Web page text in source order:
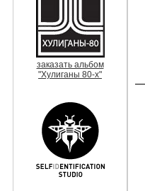
заказать альбом
"Хулиганы 80-х"